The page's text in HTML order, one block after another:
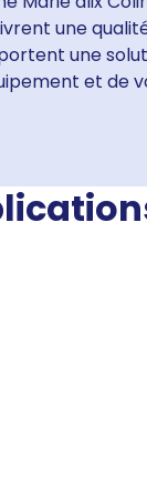
une
une
et de